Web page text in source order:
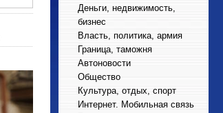
Деньги, недвижимость,
бизнес
Власть, политика, армия
Граница, таможня
Автоновости
Общество
Культура, отдых, спорт
Интернет. Мобильная связь